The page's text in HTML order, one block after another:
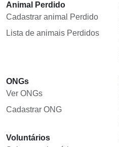
Animal Perdido
Cadastrar animal Perdido
Lista de animais Perdidos
ONGs
Ver ONGs
Cadastrar ONG
Voluntários